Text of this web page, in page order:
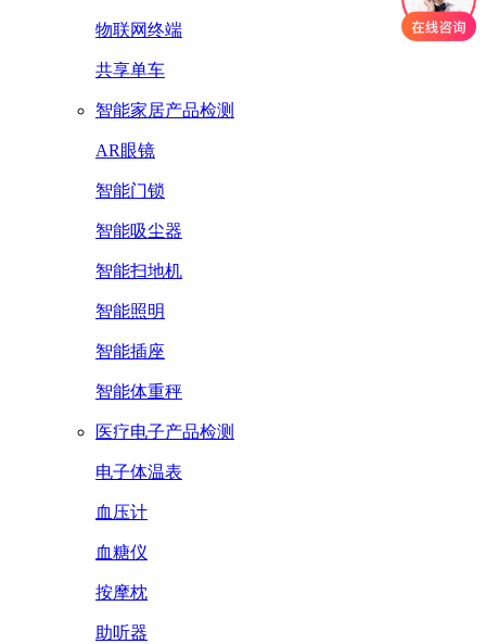
物联网终端
共享单车
智能家居产品检测
AR眼镜
智能门锁
智能吸尘器
智能扫地机
智能照明
智能插座
智能体重秤
医疗电子产品检测
电子体温表
血压计
血糖仪
按摩枕
助听器